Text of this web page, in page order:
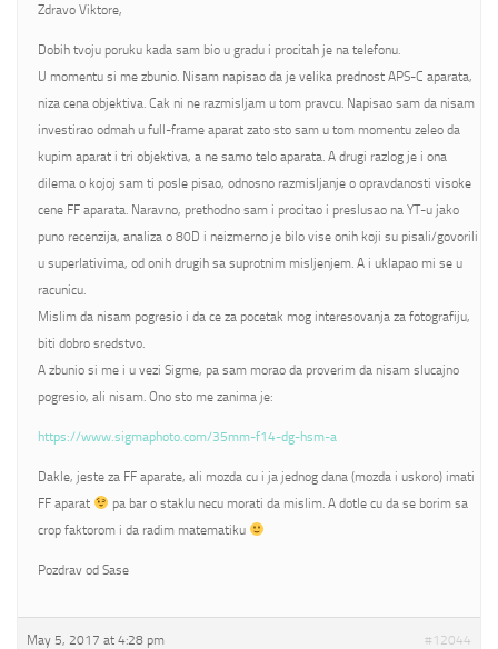
Zdravo Viktore,
Dobih tvoju poruku kada sam bio u gradu i procitah je na telefonu.
U momentu si me zbunio. Nisam napisao da je velika prednost APS-C aparata,
niza cena objektiva. Cak ni ne razmisljam u tom pravcu. Napisao sam da nisam
investirao odmah u full-frame aparat zato sto sam u tom momentu zeleo da
kupim aparat i tri objektiva, a ne samo telo aparata. A drugi razlog je i ona
dilema o kojoj sam ti posle pisao, odnosno razmisljanje o opravdanosti visoke
cene FF aparata. Naravno, prethodno sam i procitao i preslusao na YT-u jako
puno recenzija, analiza o 80D i neizmerno je bilo vise onih koji su pisali/govorili
u superlativima, od onih drugih sa suprotnim misljenjem. A i uklapao mi se u
racunicu.
Mislim da nisam pogresio i da ce za pocetak mog interesovanja za fotografiju,
biti dobro sredstvo.
A zbunio si me i u vezi Sigme, pa sam morao da proverim da nisam slucajno
pogresio, ali nisam. Ono sto me zanima je:
https://www.sigmaphoto.com/35mm-f14-dg-hsm-a
Dakle, jeste za FF aparate, ali mozda cu i ja jednog dana (mozda i uskoro) imati
FF aparat
pa bar o staklu necu morati da mislim. A dotle cu da se borim sa
crop faktorom i da radim matematiku
Pozdrav od Sase
May 5, 2017 at 4:28 pm #12044